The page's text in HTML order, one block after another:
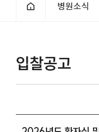
홈으로 1차메뉴
병원소식
입찰공고 |
입찰공고